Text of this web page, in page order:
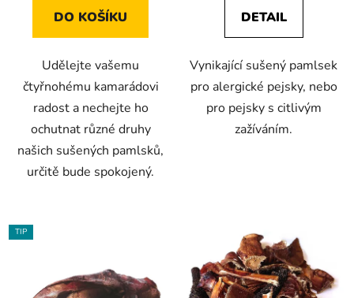
z
hvězdiček.
DO KOŠÍKU
Udělejte vašemu
čtyřnohému kamarádovi
radost a nechejte ho
ochutnat různé druhy
našich sušených pamlsků,
určitě bude spokojený.
z
hvězdiček.
DETAIL
Vynikající sušený pamlsek
pro alergické pejsky, nebo
pro pejsky s citlivým
zažíváním.
TIP